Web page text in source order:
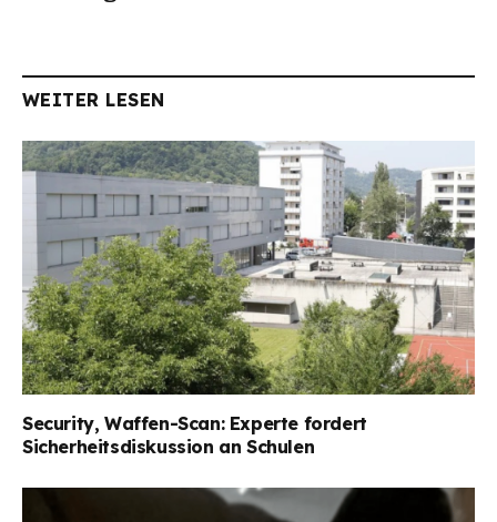
WEITER LESEN
Security, Waffen-Scan: Experte fordert
Sicherheitsdiskussion an Schulen